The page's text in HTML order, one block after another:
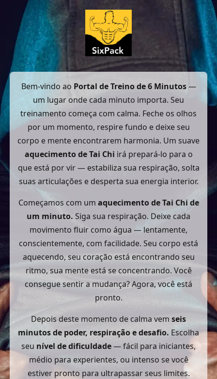
Bem-vindo ao Portal de Treino de 6 Minutos—
um lugar onde cada minuto importa. Seu
treinamento começa com calma. Feche os olhos
por um momento, respire fundo e deixe seu
corpo e mente encontrarem harmonia. Um suave
aquecimento de Tai Chi irá prepará-lo para o
que está por vir — estabiliza sua respiração, solta
suas articulações e desperta sua energia interior.
Começamos com um aquecimento de Tai Chi de
um minuto. Siga sua respiração. Deixe cada
movimento fluir como água — lentamente,
conscientemente, com facilidade. Seu corpo está
aquecendo, seu coração está encontrando seu
ritmo, sua mente está se concentrando. Você
consegue sentir a mudança? Agora, você está
pronto.
Depois deste momento de calma vem seis
minutos de poder, respiração e desafio. Escolha
seu nível de dificuldade— fácil para iniciantes,
médio para experientes, ou intenso se você
estiver pronto para ultrapassar seus limites.